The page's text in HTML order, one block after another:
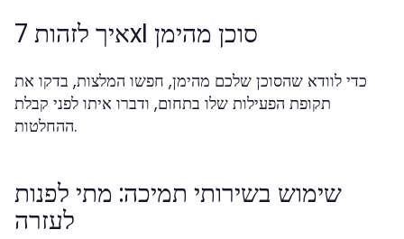
איך לזהות 7xl סוכן מהימן
כדי לוודא שהסוכן שלכם מהימן, חפשו המלצות, בדקו את
תקופת הפעילות שלו בתחום, ודברו איתו לפני קבלת
ההחלטות.
שימוש בשירותי תמיכה: מתי לפנות
לעזרה